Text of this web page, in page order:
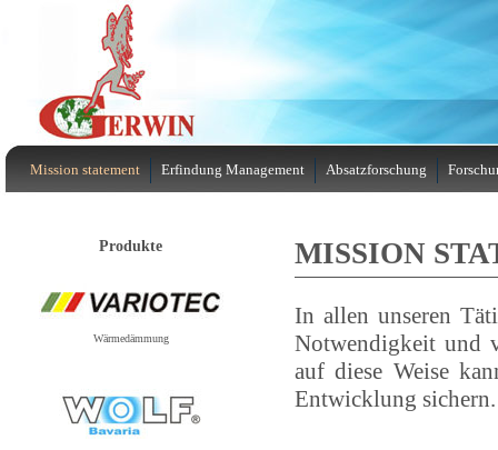
Mission statement Erfindung Management Absatzforschung
Produkte
Wärmedämmung
MISSION
In allen unseren
Notwendigkeit und
auf diese Weise
Entwicklung sichern.